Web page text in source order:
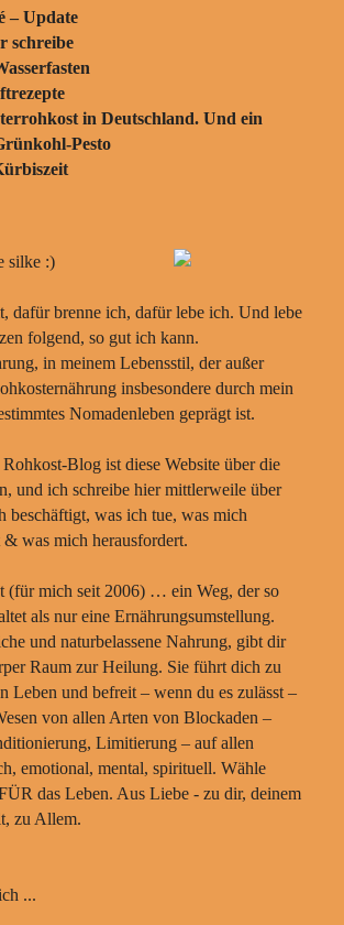
– Update
schreibe
in Deutschland. Und ein
Pesto
silke :)
dafür brenne ich, dafür lebe ich. Und lebe
folgend, so gut ich kann.
in meinem Lebensstil, der außer
insbesondere durch mein
Nomadenleben geprägt ist.
Blog ist diese Website über die
und ich schreibe hier mittlerweile über
beschäftigt, was ich tue, was mich
was mich herausfordert.
(für mich seit 2006) … ein Weg, der so
als nur eine Ernährungsumstellung.
und naturbelassene Nahrung, gibt dir
Raum zur Heilung. Sie führt dich zu
Leben und befreit – wenn du es zulässt –
von allen Arten von Blockaden –
Limitierung – auf allen
emotional, mental, spirituell. Wähle
das Leben. Aus Liebe - zu dir, deinem
zu Allem.
...